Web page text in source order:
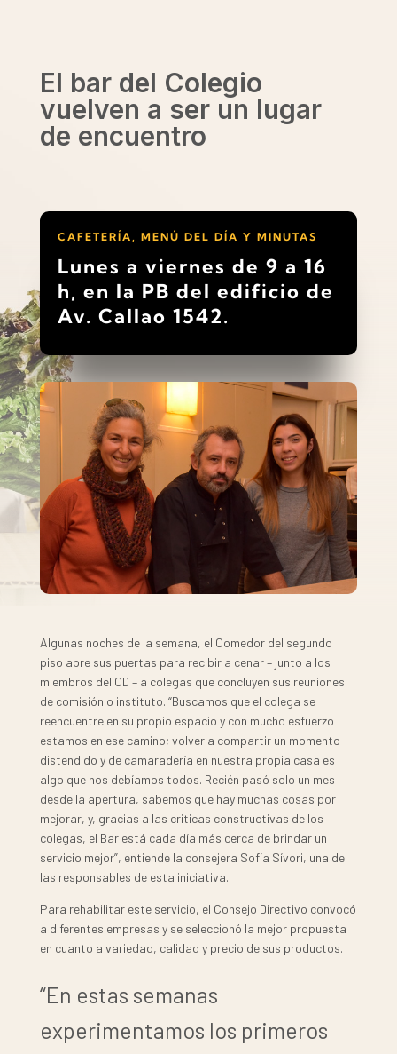
El bar del Colegio
vuelven a ser un lugar
de encuentro
CAFETERÍA, MENÚ DEL DÍA Y MINUTAS
Lunes a viernes de 9 a 16
h, en la PB del edificio de
Av. Callao 1542.
Algunas noches de la semana, el Comedor del segundo
piso abre sus puertas para recibir a cenar – junto a los
miembros del CD – a colegas que concluyen sus reuniones
de comisión o instituto. “Buscamos que el colega se
reencuentre en su propio espacio y con mucho esfuerzo
estamos en ese camino; volver a compartir un momento
distendido y de camaradería en nuestra propia casa es
algo que nos debíamos todos. Recién pasó solo un mes
desde la apertura, sabemos que hay muchas cosas por
mejorar, y, gracias a las criticas constructivas de los
colegas, el Bar está cada día más cerca de brindar un
servicio mejor”, entiende la consejera Sofía Sívori, una de
las responsables de esta iniciativa.
Para rehabilitar este servicio, el Consejo Directivo convocó
a diferentes empresas y se seleccionó la mejor propuesta
en cuanto a variedad, calidad y precio de sus productos.
“En estas semanas
experimentamos los primeros